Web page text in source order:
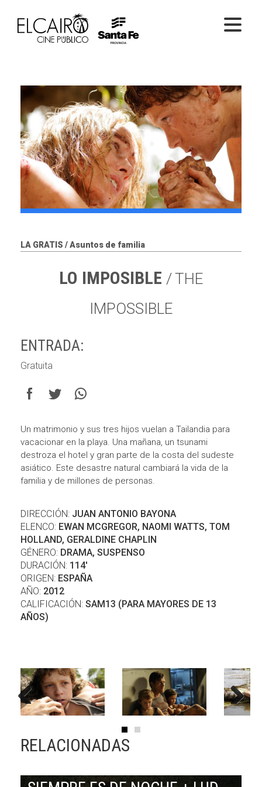
PELÍCULAS EN SALA
CICLOS
EL CINE
LA GRATIS / Asuntos de familia
LO IMPOSIBLE / THE
IMPOSSIBLE
ENTRADA:
Gratuita
Un matrimonio y sus tres hijos vuelan a Tailandia para
vacacionar en la playa. Una mañana, un tsunami
destroza el hotel y gran parte de la costa del sudeste
asiático. Este desastre natural cambiará la vida de la
familia y de millones de personas.
DIRECCIÓN: JUAN ANTONIO BAYONA
ELENCO: EWAN MCGREGOR, NAOMI WATTS, TOM
HOLLAND, GERALDINE CHAPLIN
GÉNERO: DRAMA, SUSPENSO
DURACIÓN: 114'
ORIGEN: ESPAÑA
AÑO: 2012
CALIFICACIÓN: SAM13 (PARA MAYORES DE 13
AÑOS)
RELACIONADAS